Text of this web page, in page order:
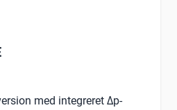
med integreret Δp-